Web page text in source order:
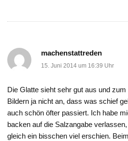
machenstattreden
15. Juni 2014 um 16:39 Uhr
Die Glatte sieht sehr gut aus und
Bildern ja nicht an, dass was schief
auch schön öfter passiert. Ich habe
backen auf die Salzangabe
gleich ein bisschen viel erschien.